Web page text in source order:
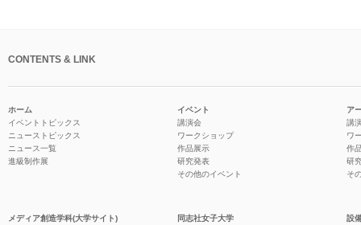
CONTENTS & LINK
ホーム
イベントトピックス
ニューストピックス
ニュース一覧
進級制作展
イベント
講演会
ワークショップ
作品展示
研究発表
その他のイベント
ア
講
ワ
作
研
そ
メディア創造学科(大学サイト)
同志社女子大学
設